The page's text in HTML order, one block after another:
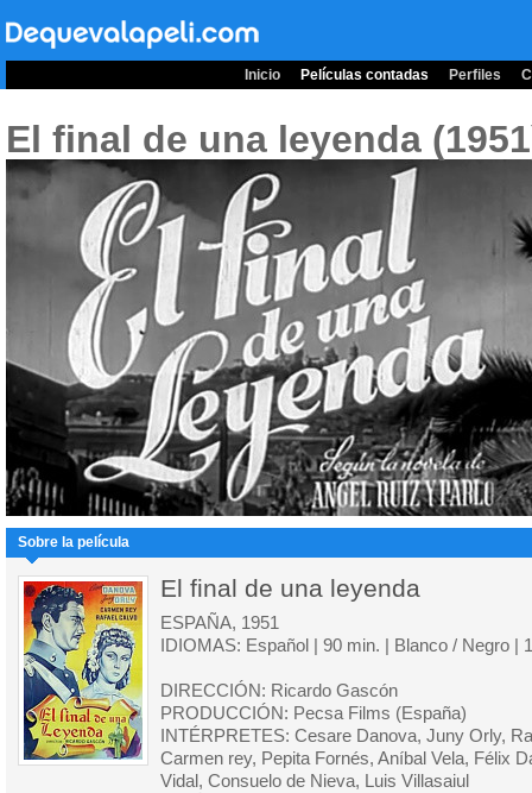
Inicio Películas contadas Perfiles
El final de una leyenda
Sobre la película
El final de una leyenda
ESPAÑA, 1951
IDIOMAS: Español | 90 min. | Blanco / Negro |
DIRECCIÓN: Ricardo Gascón
PRODUCCIÓN: Pecsa Films (España)
INTÉRPRETES: Cesare Danova, Juny Orly,
Carmen rey, Pepita Fornés, Aníbal Vela, Félix
Vidal, Consuelo de Nieva, Luis Villasaiul